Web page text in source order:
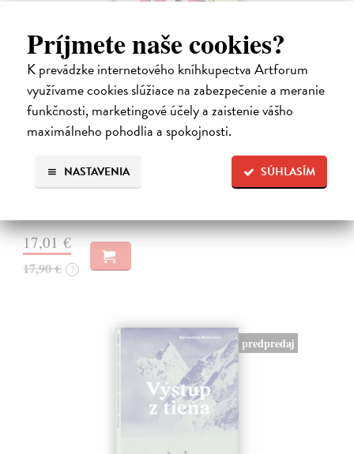
Príjmete naše cookies?
K prevádzke internetového kníhkupectva Artforum
využívame cookies slúžiace na zabezpečenie a meranie
funkčnosti, marketingové účely a zaistenie vášho
maximálneho pohodlia a spokojnosti.
SÚHLASÍM
NASTAVENIA
10 omylov, ktoré zmenili dejiny
Coulter Paul| Kniha
dejín. Kniha 10 omylov, ktoré zmenili dejiny prináša vtipný a
osviežujúci výber neúmyselných pochybení, ktorým sa to podarilo –
raz to bol…
17,01 €
17,90 € ?
predpredaj